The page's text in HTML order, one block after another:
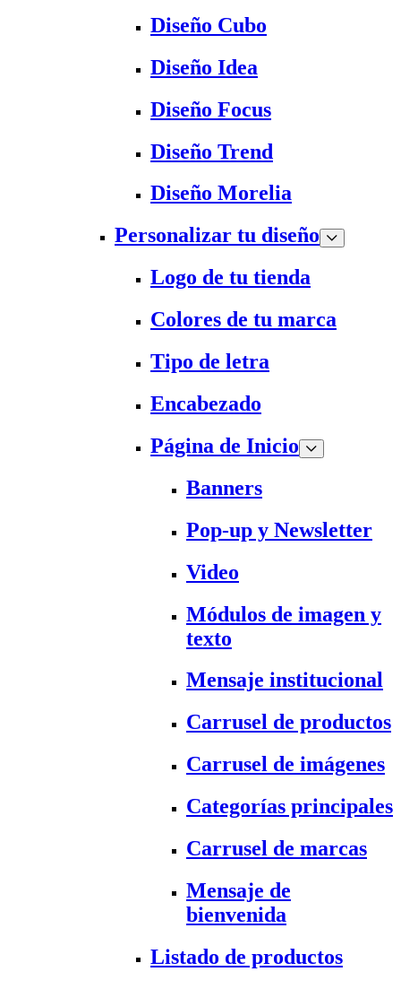
Diseño Cubo
Diseño Idea
Diseño Focus
Diseño Trend
Diseño Morelia
Personalizar tu diseño
Logo de tu tienda
Colores de tu marca
Tipo de letra
Encabezado
Página de Inicio
Banners
Pop-up y Newsletter
Video
Módulos de imagen y
texto
Mensaje institucional
Carrusel de productos
Carrusel de imágenes
Categorías principales
Carrusel de marcas
Mensaje de
bienvenida
Listado de productos